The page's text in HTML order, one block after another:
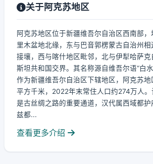
关于阿克苏地区
阿克苏地区位于新疆维吾尔自治区西南部
里木盆地北缘，东与巴音郭楞蒙古自治州
接壤，西与喀什地区毗邻，北与伊犁哈萨
斯坦共和国交界。其名称源自维吾尔语“白水
作为新疆维吾尔自治区下辖地区，阿克苏
平方千米，2022年末常住人口约274万人。
是古丝绸之路的重要通道，汉代属西域都
兹都...
查看更多介绍